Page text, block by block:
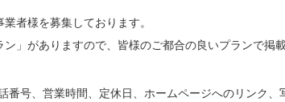
者様を募集しております。
」がありますので、皆様のご都合の良いプランで掲載
番号、営業時間、定休日、ホームページへのリンク、